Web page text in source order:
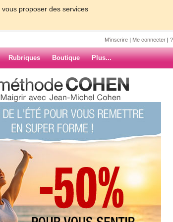
proposer des services
M'inscrire | Me connecter |
Rubriques Boutique Plus...
ARCHIVES